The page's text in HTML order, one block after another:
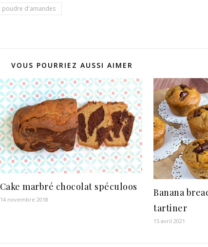
poudre d'amandes
VOUS POURRIEZ AUSSI AIMER
Cake marbré chocolat spéculoos
14 novembre 2018
Banana
tartiner
15 avril 2021